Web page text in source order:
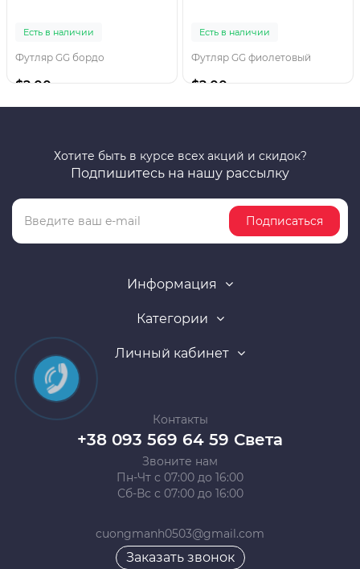
Есть в наличии
Футляр GG бордо
$2.00
Есть в наличии
Футляр GG фиолетовый
$2.00
Хотите быть в курсе всех акций и скидок?
Подпишитесь на нашу рассылку
Подписаться
Информация
Категории
Личный кабинет
Контакты
+38 093 569 64 59 Света
Звоните нам
Пн-Чт с 07:00 до 16:00
Сб-Вс с 07:00 до 16:00
cuongmanh0503@gmail.com
Заказать звонок